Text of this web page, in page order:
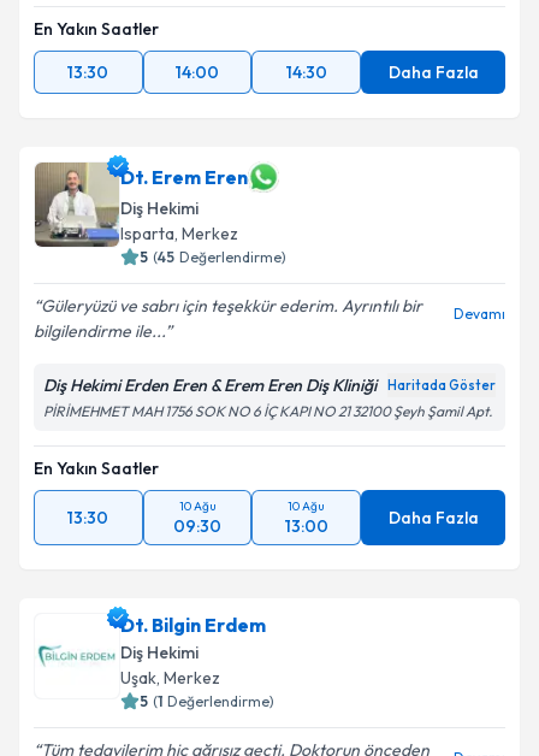
En Yakın Saatler
13:30
14:00 14:30 Daha Fazla
Dt. Erem Eren
Diş Hekimi
Isparta, Merkez
5 (45 Değerlendirme)
Güleryüzü ve sabrı için teşekkür ederim. Ayrıntılı bir
bilgilendirme ile...
Devamı
Diş Hekimi Erden Eren & Erem Eren Diş Kliniği Haritada Göster
PİRİMEHMET MAH 1756 SOK NO 6 İÇ KAPI NO 21 32100 Şeyh Şamil Apt.
En Yakın Saatler
13:30
10 Ağu
09:30
10 Ağu
13:00 Daha Fazla
Dt. Bilgin Erdem
Diş Hekimi
Uşak, Merkez
5 (1 Değerlendirme)
Tüm tedavilerim hiç ağrısız geçti. Doktorun önceden